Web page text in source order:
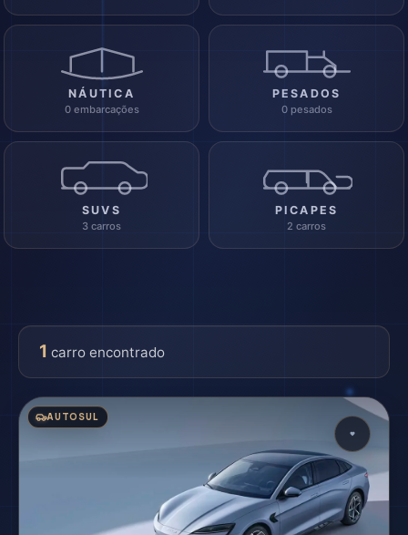
NÁUTICA
0 embarcações
PESADOS
0 pesados
SUVS
3 carros
PICAPES
2 carros
1 carro encontrado
AUTOSUL